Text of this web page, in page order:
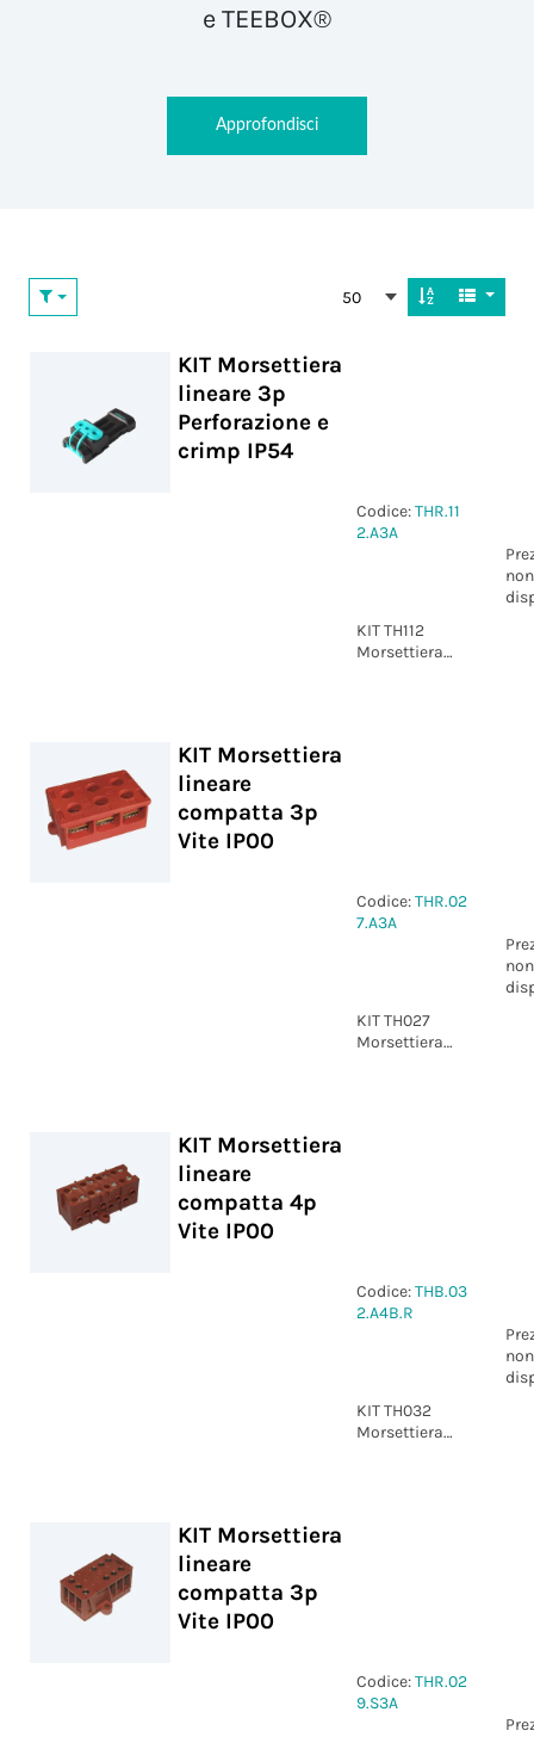
e TEEBOX®
Approfondisci
50
KIT Morsettiera
lineare 3p
Perforazione e
crimp IP54
Codice:THR.11
2.A3A
non
KIT TH112
Morsettiera
KIT Morsettiera
lineare
compatta 3p
Vite IP00
Codice:THR.02
7.A3A
non
KIT TH027
Morsettiera
KIT Morsettiera
lineare
compatta 4p
Vite IP00
Codice:THB.03
2.A4B.R
non
KIT TH032
Morsettiera
KIT Morsettiera
lineare
compatta 3p
Vite IP00
Codice:THR.02
9.S3A